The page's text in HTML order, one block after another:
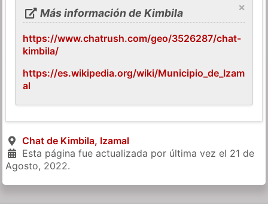
×
Más información de Kimbila
https://www.chatrush.com/geo/3526287/chat-
kimbila/
https://es.wikipedia.org/wiki/Municipio_de_Izam
al
Chat de Kimbila, Izamal
Esta página fue actualizada por última vez el 21 de
Agosto, 2022.